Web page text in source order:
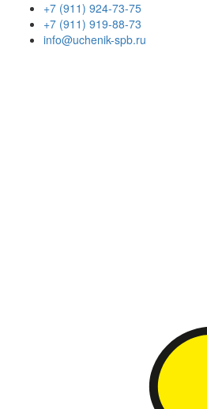
+7 (911) 924-73-75
+7 (911) 919-88-73
info@uchenik-spb.ru